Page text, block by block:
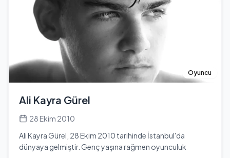
dönemde Türkan dizisinde Sevinç karakterini
canlandırarak geniş bir hayran kitlesine ulaşmıştır. Rolüne
kattığı samimiyet ve duygusal derinlik, onun ekranlarda
öne çıkmasını sağlamıştır. 41 yaşında olan İdil Yener, Terazi
burcudur ve zarif duruşu, dengeli kişiliği ve sahnedeki
enerjisiyle tanınmaktadır. Kariyeri boyunca hem tiyatro
hem televizyon yapımlarında yer alan sanatçı, farklı
karakterleri başarıyla canlandırma yeteneğiyle tanınır.
Oyunculukta doğallığı ve sahiciliği ön planda tutan İdil
Yener, Türk televizyon dünyasında adından sıkça söz
ettiren bir isim olmuştur. Sanat yaşamının yanı sıra sosyal
medyada da aktif olan İdil Yener, Instagram hesabı
üzerinden (@idilyener) takipçileriyle iletişim kurmakta,
projeleri ve oyunculuk kariyerine dair gelişmeleri
Oyuncu
Ali Kayra Gürel
28 Ekim 2010
Ali Kayra Gürel, 28 Ekim 2010 tarihinde İstanbul'da
dünyaya gelmiştir. Genç yaşına rağmen oyunculuk